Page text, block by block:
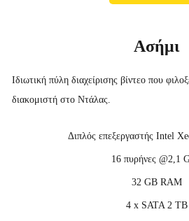
Ασήμι
Ιδιωτική πύλη διαχείρισης βίντεο που
διακομιστή στο Ντάλας.
Διπλός επεξεργαστής Intel
16 πυρήνες @2,1
32 GB RAM
4 x SATA 2 TB